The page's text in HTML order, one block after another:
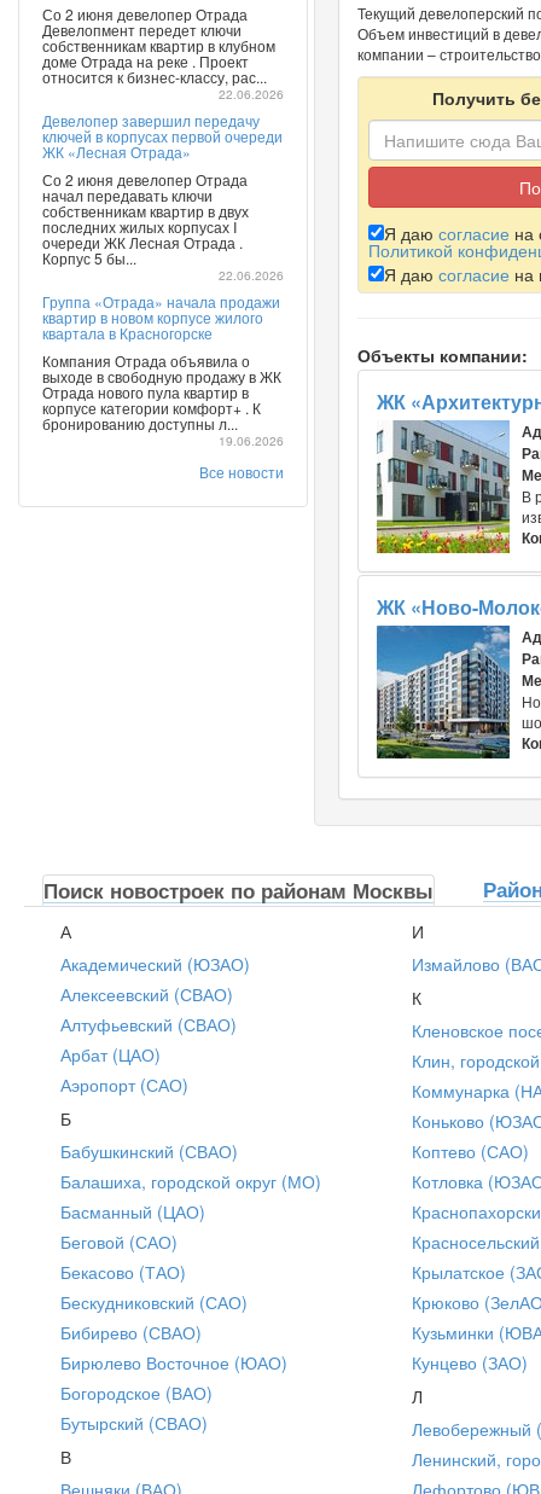
Со 2 июня девелопер Отрада
Девелопмент передет ключи
собственникам квартир в клубном
доме Отрада на реке . Проект
относится к бизнес-классу, рас...
22.06.2026
Девелопер завершил передачу
ключей в корпусах первой очереди
ЖК «Лесная Отрада»
Со 2 июня девелопер Отрада
начал передавать ключи
собственникам квартир в двух
последних жилых корпусах I
очереди ЖК Лесная Отрада .
Корпус 5 бы...
22.06.2026
Группа «Отрада» начала продажи
квартир в новом корпусе жилого
квартала в Красногорске
Компания Отрада объявила о
выходе в свободную продажу в ЖК
Отрада нового пула квартир в
корпусе категории комфорт+ . К
бронированию доступны л...
19.06.2026
Все новости
Текущий девелоперский
Объем инвестиций в
компании –
Получить
Я даю согласие на
Политикой
Я даю согласие на
Объекты компании:
ЖК
В
ЖК «Ново-
Поиск новостроек по районам Москвы
А
Академический (ЮЗАО)
Алексеевский (СВАО)
Алтуфьевский (СВАО)
Арбат (ЦАО)
Аэропорт (САО)
Б
Бабушкинский (СВАО)
Балашиха, городской округ (МО)
Басманный (ЦАО)
Беговой (САО)
Бекасово (ТАО)
Бескудниковский (САО)
Бибирево (СВАО)
Бирюлево Восточное (ЮАО)
Богородское (ВАО)
Бутырский (СВАО)
В
Вешняки (ВАО)
И
Измайлово
К
Кленовское
Клин,
Коммунарка
Коньково
Коптево (САО)
Котловка
Крылатское
Крюково
Кузьминки
Кунцево (ЗАО)
Л
Ленинский,
Лефортово